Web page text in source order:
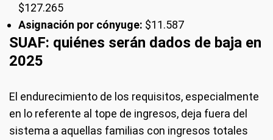
$127.265
Asignación por cónyuge: $11.587
SUAF: quiénes serán dados de baja en
2025
El endurecimiento de los requisitos, especialmente
en lo referente al tope de ingresos, deja fuera del
sistema a aquellas familias con ingresos totales